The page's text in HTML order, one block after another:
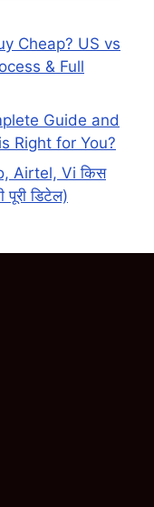
Cheap? US vs
& Full
Guide and
Right for You?
Airtel, Vi किस
डिटेल)